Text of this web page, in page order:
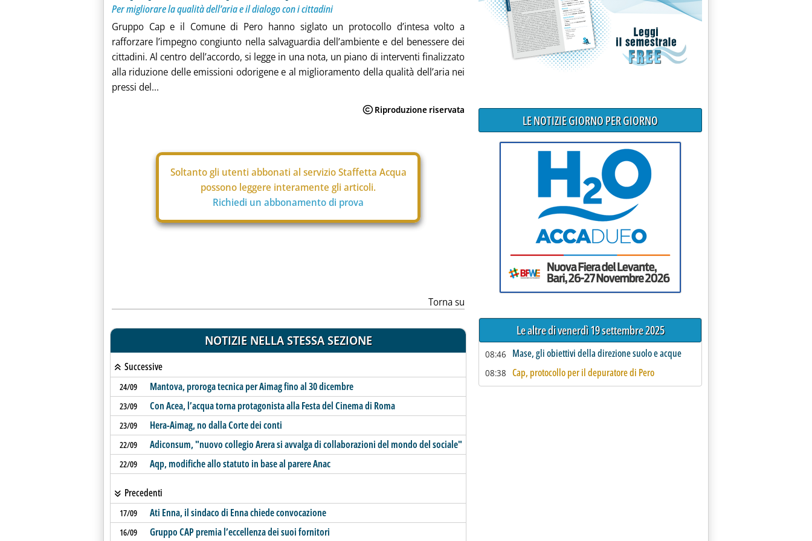
Per migliorare la qualità dell’aria e il dialogo con i cittadini
Gruppo Cap e il Comune di Pero hanno siglato un protocollo d’intesa volto a
rafforzare l’impegno congiunto nella salvaguardia dell’ambiente e del benessere dei
cittadini. Al centro dell’accordo, si legge in una nota, un piano di interventi finalizzato
alla riduzione delle emissioni odorigene e al miglioramento della qualità dell’aria nei
pressi del...
Soltanto gli utenti abbonati al servizio Staffetta Acqua
possono leggere interamente gli articoli.
Richiedi un abbonamento di prova
Torna su
NOTIZIE NELLA STESSA SEZIONE
Successive
24/09 Mantova, proroga tecnica per Aimag fino al 30 dicembre
23/09 Con Acea, l’acqua torna protagonista alla Festa del Cinema di Roma
23/09 Hera-Aimag, no dalla Corte dei conti
22/09 Adiconsum, "nuovo collegio Arera si avvalga di collaborazioni del mondo del sociale"
22/09 Aqp, modifiche allo statuto in base al parere Anac
Precedenti
17/09 Ati Enna, il sindaco di Enna chiede convocazione
16/09 Gruppo CAP premia l’eccellenza dei suoi fornitori
LE NOTIZIE GIORNO PER GIORNO
Le altre di venerdì 19 settembre 2025
08:46 Mase, gli obiettivi della direzione suolo e acque
08:38 Cap, protocollo per il depuratore di Pero